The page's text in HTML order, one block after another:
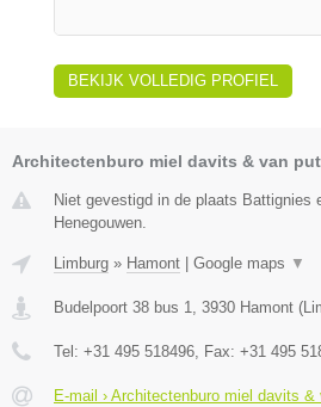
BEKIJK VOLLEDIG PROFIEL
Architectenburo miel davits & van
Niet gevestigd in de plaats Battignies
Henegouwen.
Limburg » Hamont Google maps ▼
Budelpoort 38 bus 1, 3930 Hamont (
Tel: +31 495 518496, Fax: +31 495
E-mail › Architectenburo miel davits &